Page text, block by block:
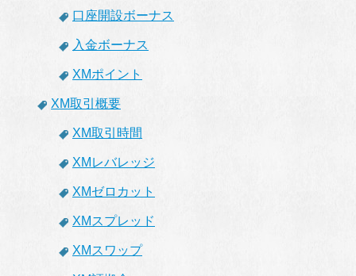
口座開設ボーナス
入金ボーナス
XMポイント
XM取引概要
XM取引時間
XMレバレッジ
XMゼロカット
XMスプレッド
XMスワップ